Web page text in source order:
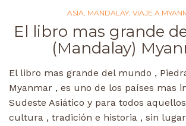
ASIA, MANDALAY, VIAJE A
El libro mas grande
(Mandalay)
El libro mas grande del mundo ,
Myanmar , es uno de los países mas
Sudeste Asiático y para todos
cultura , tradición e historia , sin